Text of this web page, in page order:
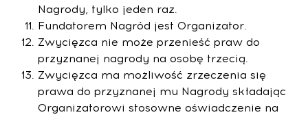
Nagrody, tylko jeden raz.
Fundatorem Nagród jest Organizator.
Zwycięzca nie może przenieść praw do
przyznanej nagrody na osobę trzecią.
Zwycięzca ma możliwość zrzeczenia się
prawa do przyznanej mu Nagrody składając
Organizatorowi stosowne oświadczenie na